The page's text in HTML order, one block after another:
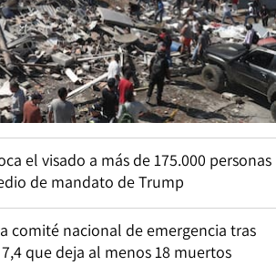
el visado a más de 175.000 personas
de mandato de Trump
comité nacional de emergencia tras
que deja al menos 18 muertos